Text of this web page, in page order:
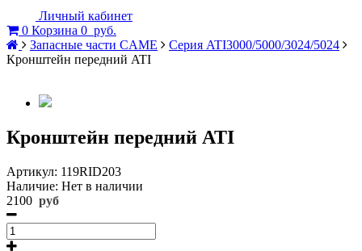
Личный кабинет
0 Корзина 0 руб.
Запасные части CAME
Серия ATI3000/5000/3024/5024
Кронштейн передний ATI
Кронштейн передний ATI
Артикул: 119RID203
Наличие: Нет в наличии
2100 руб